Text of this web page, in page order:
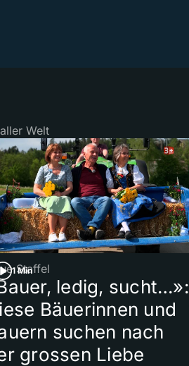
Welt
1 Min
Staffel
ledig, sucht…»:
Bäuerinnen und
suchen nach
grossen Liebe